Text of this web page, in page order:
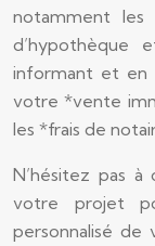
notamment les
d’hypothèque
informant et en
votre *vente
les *frais de
N’hésitez pas
votre projet
personnalisé de